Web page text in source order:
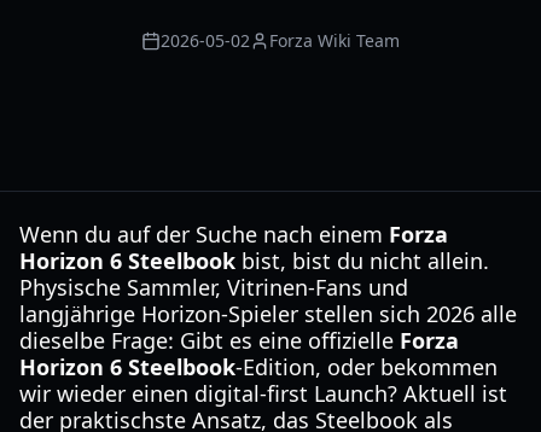
2026-05-02 Forza Wiki Team
Wenn du auf der Suche nach einem Forza
Horizon 6 Steelbook bist, bist du nicht allein.
Physische Sammler, Vitrinen-Fans und
langjährige Horizon-Spieler stellen sich 2026 alle
dieselbe Frage: Gibt es eine offizielle Forza
Horizon 6 Steelbook-Edition, oder bekommen
wir wieder einen digital-first Launch? Aktuell ist
der praktischste Ansatz, das Steelbook als